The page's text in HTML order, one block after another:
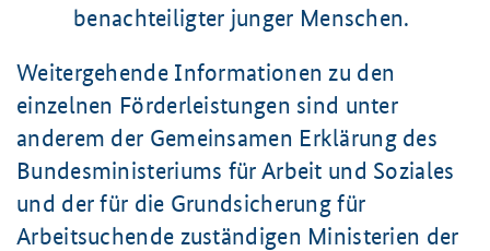
benachteiligter junger Menschen.
Weitergehende Informationen zu den
einzelnen Förderleistungen sind unter
anderem der Gemeinsamen Erklärung des
Bundesministeriums für Arbeit und Soziales
und der für die Grundsicherung für
Arbeitsuchende zuständigen Ministerien der